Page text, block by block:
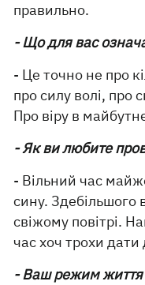
правильно.
- Що для вас
- Це точно не про
про силу волі, про
Про віру в
- Як ви любите
- Вільний час
сину.
свіжому повітрі.
час хоч трохи
- Ваш режим життя